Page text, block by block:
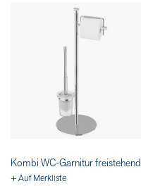
Kombi WC-Garnitur freistehend
+ Auf Merkliste